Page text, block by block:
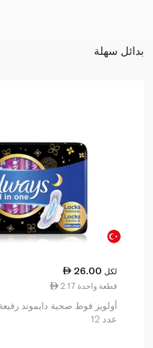
بدائل سهلة
26.00 لكل
2.17 قطعة واحدة
أولويز فوط صحية دايموند رفيعة
عدد 12